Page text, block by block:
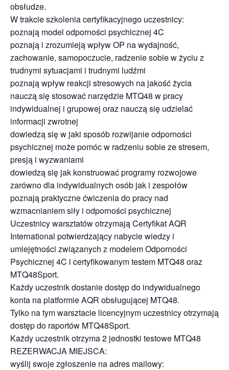
obsłudze.
W trakcie szkolenia certyfikacyjnego uczestnicy:
poznają model odporności psychicznej 4C
poznają i zrozumieją wpływ OP na wydajność,
zachowanie, samopoczucie, radzenie sobie w życiu z
trudnymi sytuacjami i trudnymi ludźmi
poznają wpływ reakcji stresowych na jakość życia
nauczą się stosować narzędzie MTQ48 w pracy
indywidualnej i grupowej oraz nauczą się udzielać
informacji zwrotnej
dowiedzą się w jaki sposób rozwijanie odporności
psychicznej może pomóc w radzeniu sobie ze stresem,
presją i wyzwaniami
dowiedzą się jak konstruować programy rozwojowe
zarówno dla indywidualnych osób jak i zespołów
poznają praktyczne ćwiczenia do pracy nad
wzmacnianiem siły i odporności psychicznej
Uczestnicy warsztatów otrzymają Certyfikat AQR
International potwierdzający nabycie wiedzy i
umiejętności związanych z modelem Odporności
Psychicznej 4C i certyfikowanym testem MTQ48 oraz
MTQ48Sport.
Każdy uczestnik dostanie dostęp do indywidualnego
konta na platformie AQR obsługującej MTQ48.
Tylko na tym warsztacie licencyjnym uczestnicy otrzymają
dostęp do raportów MTQ48Sport.
Każdy uczestnik otrzyma 2 jednostki testowe MTQ48
REZERWACJA MIEJSCA:
wyślij swoje zgłoszenie na adres mailowy: